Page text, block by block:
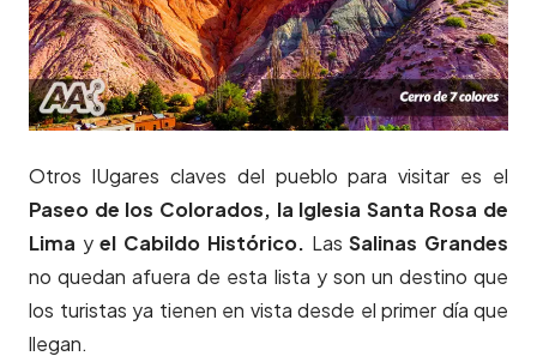
Otros lUgares claves del pueblo para visitar es el
Paseo de los Colorados, la Iglesia Santa Rosa de
Lima yel Cabildo Histórico. Las Salinas Grandes
no quedan afuera de esta lista y son un destino que
los turistas ya tienen en vista desde el primer día que
llegan.